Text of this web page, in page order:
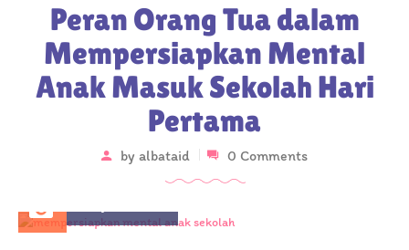
Peran Orang Tua dalam
Mempersiapkan Mental
Anak Masuk Sekolah Hari
Pertama
by albataid 0 Comments